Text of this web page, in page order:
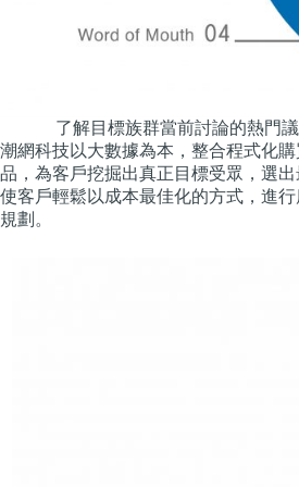
了解目標族群當前討論的熱門
潮網科技以大數據為本，整合程式化
品，為客戶挖掘出真正目標受眾，選
使客戶輕鬆以成本最佳化的方式，進
規劃。